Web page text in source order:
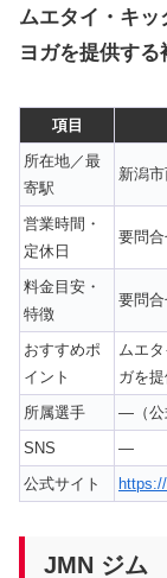
ムエタイ・キッ
ヨガを提供する
項目
所在地／最
寄駅
新潟
営業時間・
定休日
要問
料金目安・
特徴
要問
おすすめポ
イント
ムエ
ガを
所属選手
—（公
SNS
—
公式サイト
JMN ジム